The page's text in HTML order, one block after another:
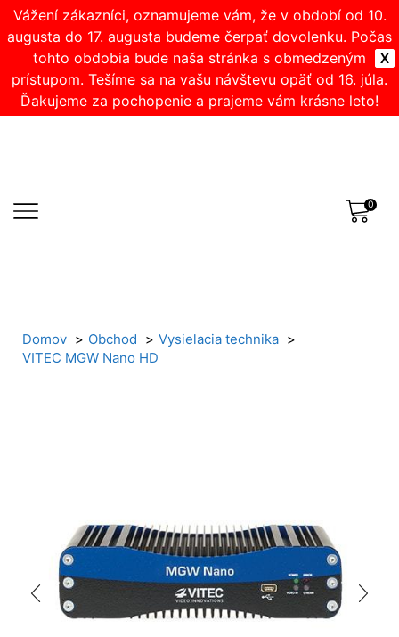
X
Vážení zákazníci, oznamujeme vám, že v období od 10.
augusta do 17. augusta budeme čerpať dovolenku. Počas
tohto obdobia bude naša stránka s obmedzeným
prístupom. Tešíme sa na vašu návštevu opäť od 16. júla.
Ďakujeme za pochopenie a prajeme vám krásne leto!
0
Domov Obchod
Vysielacia technika
VITEC MGW Nano HD